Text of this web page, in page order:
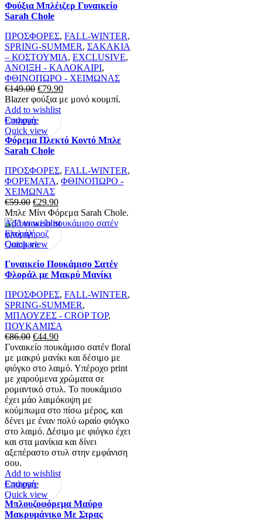
Φούξια Μπλέιζερ Γυναικείο
Sarah Chole
ΠΡΟΣΦΟΡΕΣ, FALL-WINTER,
SPRING-SUMMER, ΣΑΚΑΚΙΑ
– ΚΟΣΤΟΥΜΙΑ, EXCLUSIVE,
ΑΝΟΙΞΗ - ΚΑΛΟΚΑΙΡΙ,
ΦΘΙΝΟΠΩΡΟ - ΧΕΙΜΩΝΑΣ
€149.00 Original
price
was:
€149.00.
€79.90Η
τρέχουσα
Blazer φούξια με μονό κουμπί.
Add to wishlist
ΕπιλογήΑυτό
το
προϊόν
έχει
παραλλαγές.
Οι
επιλογές
μπορούν
να
επιλεγούν
στη
σελίδα
προϊόντος
Quick view
Compare
Φόρεμα Πλεκτό Κοντό Μπλε
Sarah Chole
ΠΡΟΣΦΟΡΕΣ, FALL-WINTER,
ΦΟΡΕΜΑΤΑ, ΦΘΙΝΟΠΩΡΟ -
ΧΕΙΜΩΝΑΣ
€59.00 Original
price
was:
€59.00.
€29.90Η
τρέχουσα
τιμή
Μπλε Μίνι Φόρεμα Sarah Chole.
Add to wishlist
ΕπιλογήΑυτό
το
έχει
πολλαπλές
Οι
επιλογές
μπορούν
να
επιλεγούν
στη
σελίδα
του
προϊόντος
Quick view
Compare
Γυναικείο Πουκάμισο Σατέν
Φλοράλ με Μακρύ Μανίκι
ΠΡΟΣΦΟΡΕΣ, FALL-WINTER,
SPRING-SUMMER,
ΜΠΛΟΥΖΕΣ - CROP TOP,
ΠΟΥΚΑΜΙΣΑ
€86.00 Original
price
was:
€86.00.
€44.90Η
τρέχουσα
τιμή
είναι:
€44.90.
Γυναικείο πουκάμισο σατέν floral
με μακρύ μανίκι και δέσιμο με
φιόγκο στο λαιμό. Υπέροχο print
με χαρούμενα χρώματα σε
ρομαντικό στυλ. Το πουκάμισο
έχει μάο λαιμόκοψη με
κούμπωμα στο πίσω μέρος, και
δένει με έναν πολύ ωραίο φιόγκο
στο λαιμό. Δέσιμο με φιόγκο έχει
και στα μανίκια και δίνει
αξεπέραστο στυλ στην εμφάνιση
σου.
Add to wishlist
ΕπιλογήΑυτό
το
προϊόν
έχει
Quick view
Compare
Μπλουζοφόρεμα Μαύρο
Μακρυμάνικο Με Στρας